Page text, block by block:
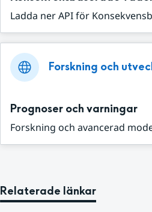
Ladda ner API för
Forskning och
Prognoser och varningar
Forskning och avancerad
Relaterade länkar